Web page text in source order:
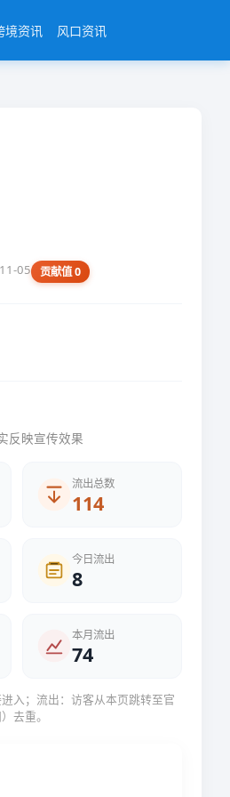
境资讯 风口资讯
05 贡献值 0
反映宣传效果
流出总数
114
今日流出
8
本月流出
74
入；流出：访客从本页跳转至官
去重。